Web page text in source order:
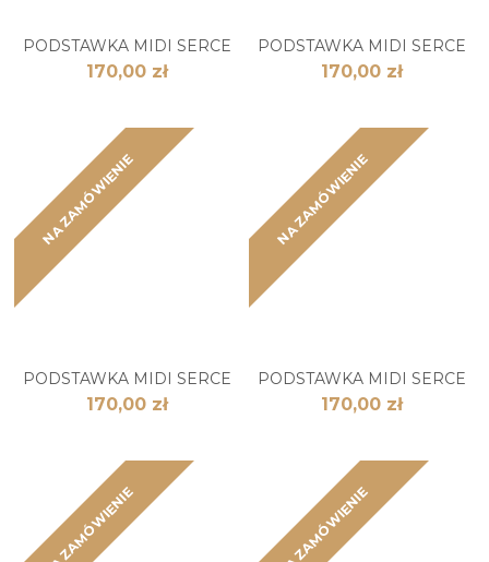
PODSTAWKA MIDI SERCE
170,00 zł
PODSTAWKA MIDI SERCE
170,00 zł
NA ZAMÓWIENIE
PODSTAWKA MIDI SERCE
170,00 zł
NA ZAMÓWIENIE
PODSTAWKA MIDI SERCE
170,00 zł
NA ZAMÓWIENIE NA ZAMÓWIENIE